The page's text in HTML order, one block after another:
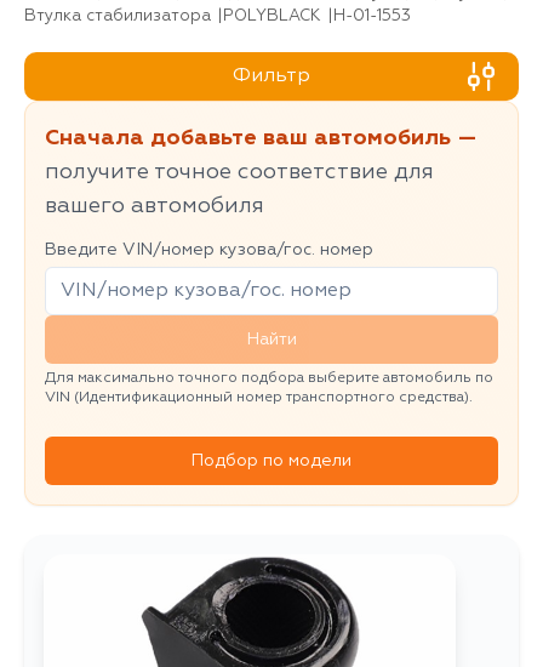
Втулка стабилизатора
POLYBLACK H-01-1553
Фильтр
Сначала добавьте ваш автомобиль —
получите точное соответствие для
вашего автомобиля
Введите VIN/номер кузова/гос. номер
Найти
Для максимально точного подбора выберите автомобиль по
VIN (Идентификационный номер транспортного средства).
Подбор по модели